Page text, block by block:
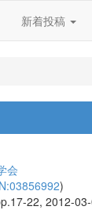
新着投稿
会
)
22, 2012-